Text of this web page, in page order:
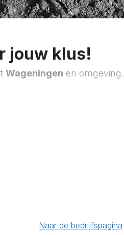
jouw klus!
Wageningen en omgeving.
Naar de bedrijfspagina